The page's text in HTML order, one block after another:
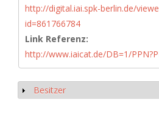
http://digital.iai.spk-berlin.de/
id=861766784
Link Referenz:
http://www.iaicat.de/DB=1/
Show
Besitzer